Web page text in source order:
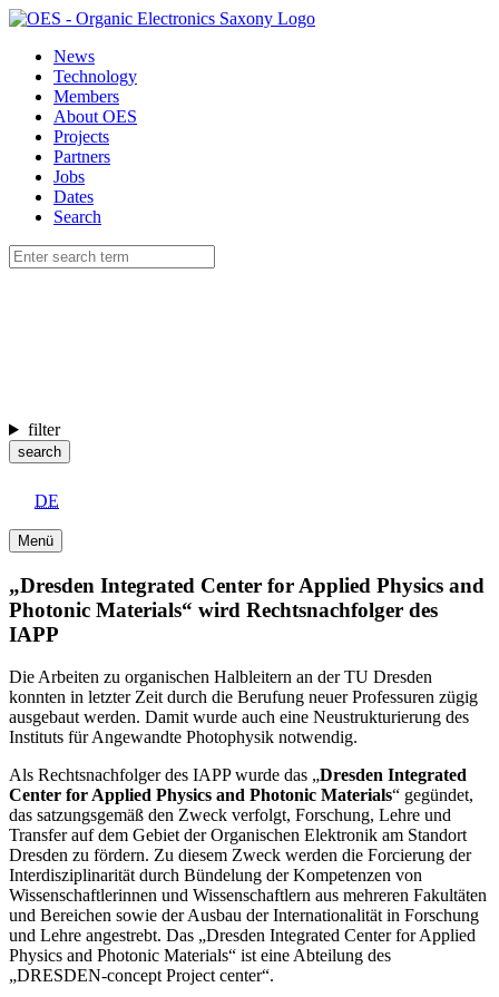
News
Technology
Members
About OES
Projects
Partners
Jobs
Dates
Search
filter
search
DE
Menü
„Dresden Integrated Center for Applied Physics and
Photonic Materials“ wird Rechtsnachfolger des
IAPP
Die Arbeiten zu organischen Halbleitern an der TU Dresden
konnten in letzter Zeit durch die Berufung neuer Professuren zügig
ausgebaut werden. Damit wurde auch eine Neustrukturierung des
Instituts für Angewandte Photophysik notwendig.
Als Rechtsnachfolger des IAPP wurde das „Dresden Integrated
Center for Applied Physics and Photonic Materials“ gegündet,
das satzungsgemäß den Zweck verfolgt, Forschung, Lehre und
Transfer auf dem Gebiet der Organischen Elektronik am Standort
Dresden zu fördern. Zu diesem Zweck werden die Forcierung der
Interdisziplinarität durch Bündelung der Kompetenzen von
Wissenschaftlerinnen und Wissenschaftlern aus mehreren Fakultäten
und Bereichen sowie der Ausbau der Internationalität in Forschung
und Lehre angestrebt. Das „Dresden Integrated Center for Applied
Physics and Photonic Materials“ ist eine Abteilung des
„DRESDEN-concept Project center“.